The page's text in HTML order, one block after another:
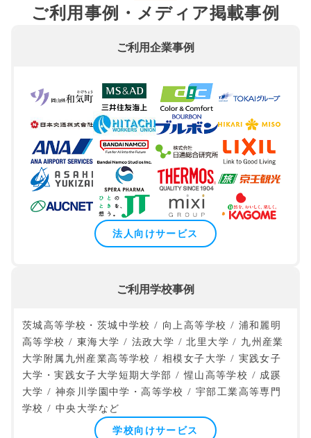
ご利用事例・メディア掲載事例
ご利用企業事例
法人向けサービス
ご利用学校事例
茨城高等学校・茨城中学校 / 向上高等学校 / 浦和麗明
高等学校 / 東海大学 / 法政大学 / 北里大学 / 九州産業
大学附属九州産業高等学校 / 相模女子大学 / 実践女子
大学・実践女子大学短期大学部 / 惺山高等学校 / 成蹊
大学 / 神奈川学園中学・高等学校 / 宇部工業高等専門
学校 / 中央大学など
学校向けサービス